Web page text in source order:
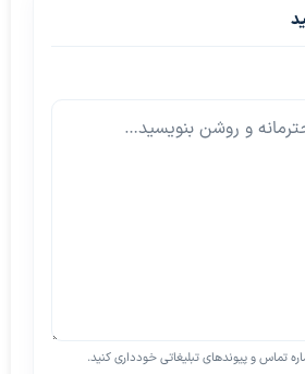
تماس و پیوندهای تبلیغاتی خودداری کنید.